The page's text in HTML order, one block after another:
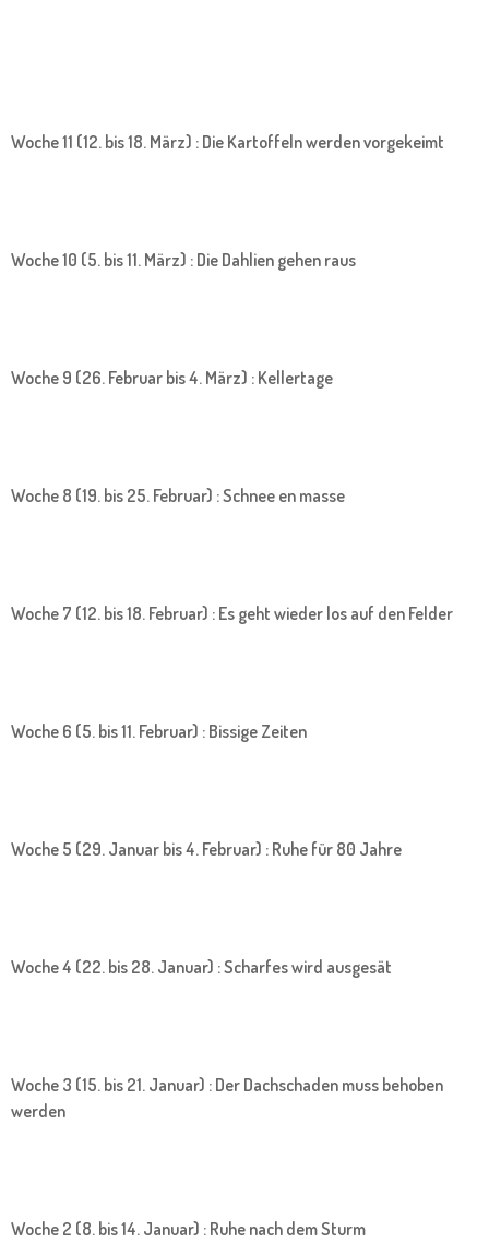
Woche 11 (12. bis 18. März) : Die Kartoffeln werden vorgekeimt
Woche 10 (5. bis 11. März) : Die Dahlien gehen raus
Woche 9 (26. Februar bis 4. März) : Kellertage
Woche 8 (19. bis 25. Februar) : Schnee en masse
Woche 7 (12. bis 18. Februar) : Es geht wieder los auf den Felder
Woche 6 (5. bis 11. Februar) : Bissige Zeiten
Woche 5 (29. Januar bis 4. Februar) : Ruhe für 80 Jahre
Woche 4 (22. bis 28. Januar) : Scharfes wird ausgesät
Woche 3 (15. bis 21. Januar) : Der Dachschaden muss behoben
werden
Woche 2 (8. bis 14. Januar) : Ruhe nach dem Sturm